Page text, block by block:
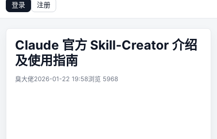
登录 注册
Claude 官方 Skill-Creator 介绍
及使用指南
臭大佬2026-01-22 19:58浏览 5968